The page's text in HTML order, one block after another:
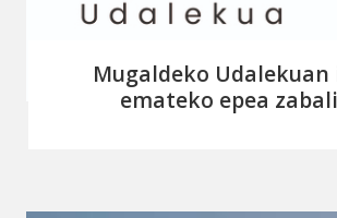
Mugaldeko Udalekuan
emateko epea